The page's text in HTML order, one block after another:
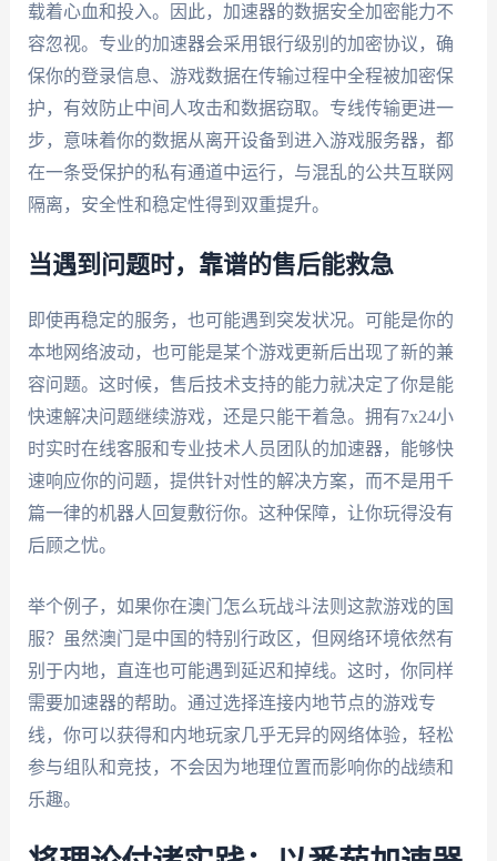
载着心血和投入。因此，加速器的数据安全加密能力不
容忽视。专业的加速器会采用银行级别的加密协议，确
保你的登录信息、游戏数据在传输过程中全程被加密保
护，有效防止中间人攻击和数据窃取。专线传输更进一
步，意味着你的数据从离开设备到进入游戏服务器，都
在一条受保护的私有通道中运行，与混乱的公共互联网
隔离，安全性和稳定性得到双重提升。
当遇到问题时，靠谱的售后能救急
即使再稳定的服务，也可能遇到突发状况。可能是你的
本地网络波动，也可能是某个游戏更新后出现了新的兼
容问题。这时候，售后技术支持的能力就决定了你是能
快速解决问题继续游戏，还是只能干着急。拥有7x24小
时实时在线客服和专业技术人员团队的加速器，能够快
速响应你的问题，提供针对性的解决方案，而不是用千
篇一律的机器人回复敷衍你。这种保障，让你玩得没有
后顾之忧。
举个例子，如果你在澳门怎么玩战斗法则这款游戏的国
服？虽然澳门是中国的特别行政区，但网络环境依然有
别于内地，直连也可能遇到延迟和掉线。这时，你同样
需要加速器的帮助。通过选择连接内地节点的游戏专
线，你可以获得和内地玩家几乎无异的网络体验，轻松
参与组队和竞技，不会因为地理位置而影响你的战绩和
乐趣。